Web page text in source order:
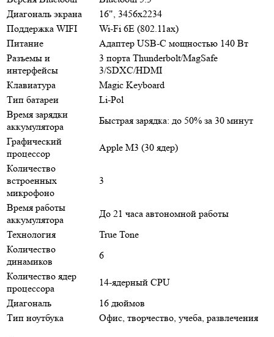
Диагональ экрана
16", 3456x2234
Поддержка WIFI
Wi-Fi 6E (802.11ax)
Питание
Адаптер USB-C мощностью 140 Вт
Разъемы и
интерфейсы
3 порта Thunderbolt/MagSafe
3/SDXC/HDMI
Клавиатура
Magic Keyboard
Тип батареи
Li-Pol
Время зарядки
аккумулятора
Быстрая зарядка: до 50% за 30 минут
Графический
процессор
Apple M3 (30 ядер)
Количество
встроенных
микрофоно
3
Время работы
аккумулятора
До 21 часа автономной работы
Технология
True Tone
Количество
динамиков
6
Количество ядер
процессора
14-ядерный CPU
Диагональ
16 дюймов
Тип ноутбука
Офис, творчество, учеба, развлечения